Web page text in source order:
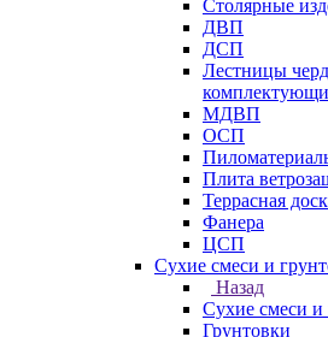
Столярные
ДВП
ДСП
Лестницы
МДВП
ОСП
Плита
Террасная
Фанера
ЦСП
Сухие смеси и
Назад
Сухие смеси и
Грунтовки